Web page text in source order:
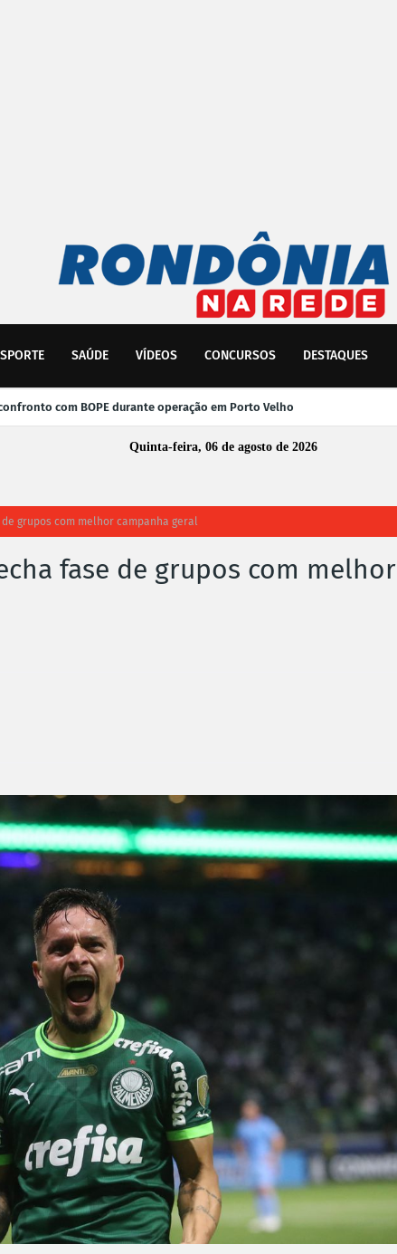
SAÚDE VÍDEOS CONCURSOS DESTAQUES
com BOPE durante operação em Porto Velho
Quinta-feira, 06 de agosto de 2026
grupos com melhor campanha geral
fase de grupos com melhor